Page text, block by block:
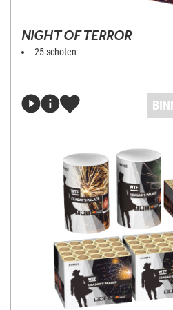
NIGHT OF TERROR
25 schoten